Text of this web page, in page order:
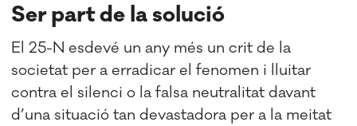
Ser part de la solució
El 25-N esdevé un any més un crit de la
societat per a erradicar el fenomen i lluitar
contra el silenci o la falsa neutralitat davant
d’una situació tan devastadora per a la meitat